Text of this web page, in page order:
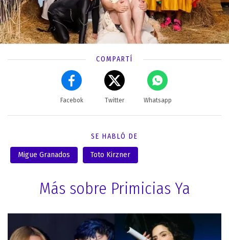
COMPARTÍ
Facebok Twitter Whatsapp
SE HABLÓ DE
Migue Granados Toto Kirzner
Más sobre Primicias Ya